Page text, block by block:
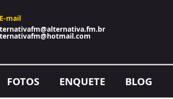
E-mail
FOTOS ENQUETE BLOG